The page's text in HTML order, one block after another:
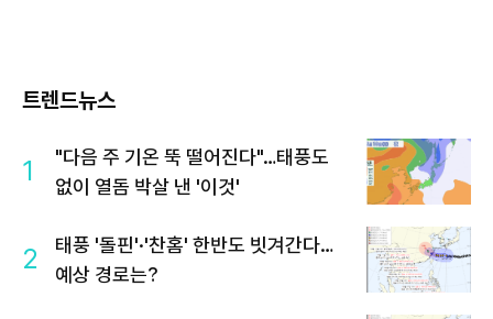
트렌드뉴스
1
"다음 주 기온 뚝 떨어진다"…태풍도
없이 열돔 박살 낸 '이것'
2
태풍 '돌핀'·'찬홈' 한반도 빗겨간다…
예상 경로는?